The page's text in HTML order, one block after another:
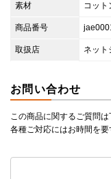
素材 コッ
商品番号
取扱店 ネット
お問い合わせ
この商品に関するご質問
各種ご対応にはお時間を要